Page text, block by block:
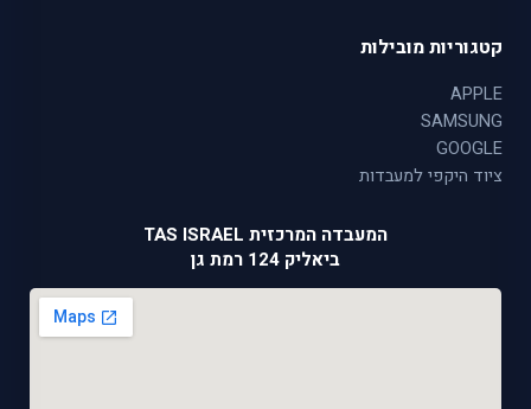
קטגוריות מובילות
APPLE
SAMSUNG
GOOGLE
ציוד היקפי למעבדות
המעבדה המרכזית TAS ISRAEL
ביאליק 124 רמת גן